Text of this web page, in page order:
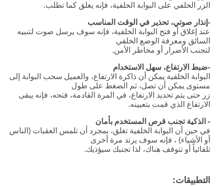
الزر الخلفي على البوابة الخلفية، فإنه يغلق كما تطلب.
-إنذار صوتي، تحذير في الوقت المناسب
عند إغلاق أو فتح البوابة الخلفية، فإنه سوف يرسل صوت لتنبيه
السائق ومعرفة الوضع الخلفي
لتجنب الأضرار أو مخاطر الأمن.
-ضبط الارتفاع، سهل الاستخدام
البوابة الخلفية يمكن أن ذاكرة الارتفاع، والعميل سحب البوابة إلى
مستوى يمكن أن تصل، ثم الضغط على طول
زر حتى يتم تحديد الارتفاع، في المرة القادمة، فتحه، فإنه يبقى
الارتفاع الذي قمت بتعيينه.
- الذكية تجنب قرص المستخدم بأمان
في حين أن البوابة الخلفية تغلق، بمجرد أن تلمس العقبات (الناس
أو الأشياء) ، فإنه سوف يرتد مرة أخرى
تلقائياً أو تتوقف هناك، لذا تجنبك سيؤذيك.
التطبيقات: